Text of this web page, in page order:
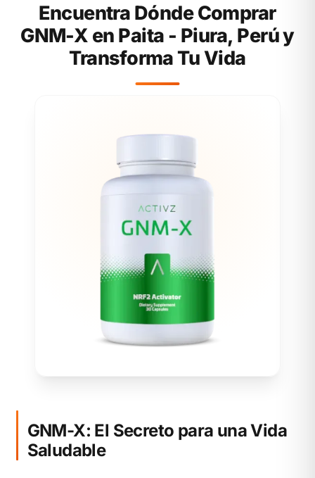
Encuentra Dónde Comprar
GNM-X en Paita - Piura, Perú y
Transforma Tu Vida
GNM-X: El Secreto para una Vida
Saludable